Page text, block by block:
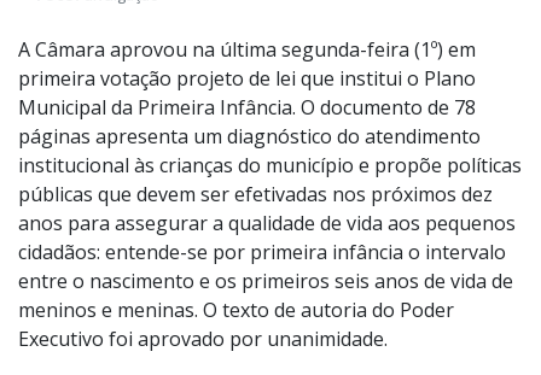
A Câmara aprovou na última segunda-feira (1º) em
primeira votação projeto de lei que institui o Plano
Municipal da Primeira Infância. O documento de 78
páginas apresenta um diagnóstico do atendimento
institucional às crianças do município e propõe políticas
públicas que devem ser efetivadas nos próximos dez
anos para assegurar a qualidade de vida aos pequenos
cidadãos: entende-se por primeira infância o intervalo
entre o nascimento e os primeiros seis anos de vida de
meninos e meninas. O texto de autoria do Poder
Executivo foi aprovado por unanimidade.